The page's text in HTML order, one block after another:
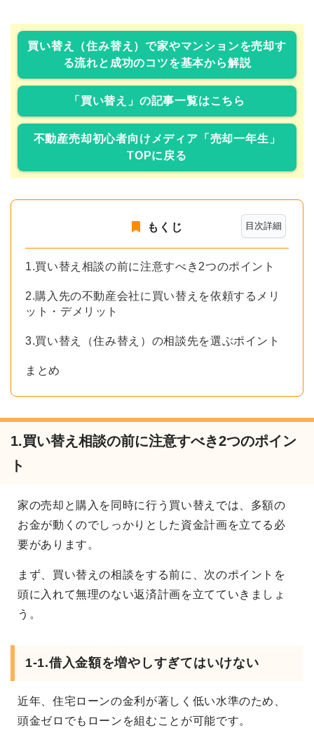
買い替え（住み替え）で家やマンションを売却す
る流れと成功のコツを基本から解説
「買い替え」の記事一覧はこちら
不動産売却初心者向けメディア「売却一年生」
TOPに戻る
目次詳細
もくじ
1.買い替え相談の前に注意すべき2つのポイント
2.購入先の不動産会社に買い替えを依頼するメリ
ット・デメリット
3.買い替え（住み替え）の相談先を選ぶポイント
まとめ
1.買い替え相談の前に注意すべき2つのポイン
ト
家の売却と購入を同時に行う買い替えでは、多額の
お金が動くのでしっかりとした資金計画を立てる必
要があります。
まず、買い替えの相談をする前に、次のポイントを
頭に入れて無理のない返済計画を立てていきましょ
う。
1-1.借入金額を増やしすぎてはいけない
近年、住宅ローンの金利が著しく低い水準のため、
頭金ゼロでもローンを組むことが可能です。